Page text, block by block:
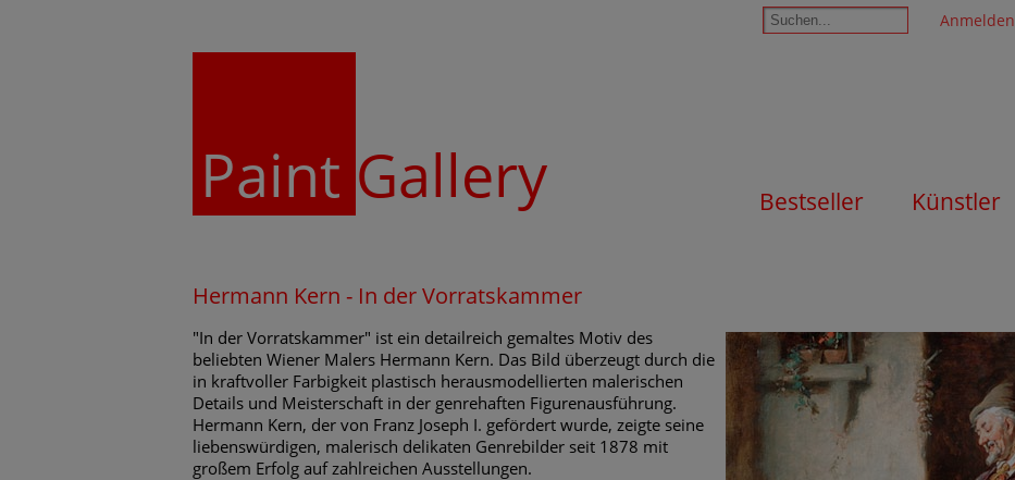
Anmelden
Paint Gallery Bestseller Künstler
Hermann Kern - In der Vorratskammer
"In der Vorratskammer" ist ein detailreich gemaltes Motiv des
beliebten Wiener Malers Hermann Kern. Das Bild überzeugt durch die
in kraftvoller Farbigkeit plastisch herausmodellierten malerischen
Details und Meisterschaft in der genrehaften Figurenausführung.
Hermann Kern, der von Franz Joseph I. gefördert wurde, zeigte seine
liebenswürdigen, malerisch delikaten Genrebilder seit 1878 mit
großem Erfolg auf zahlreichen Ausstellungen.